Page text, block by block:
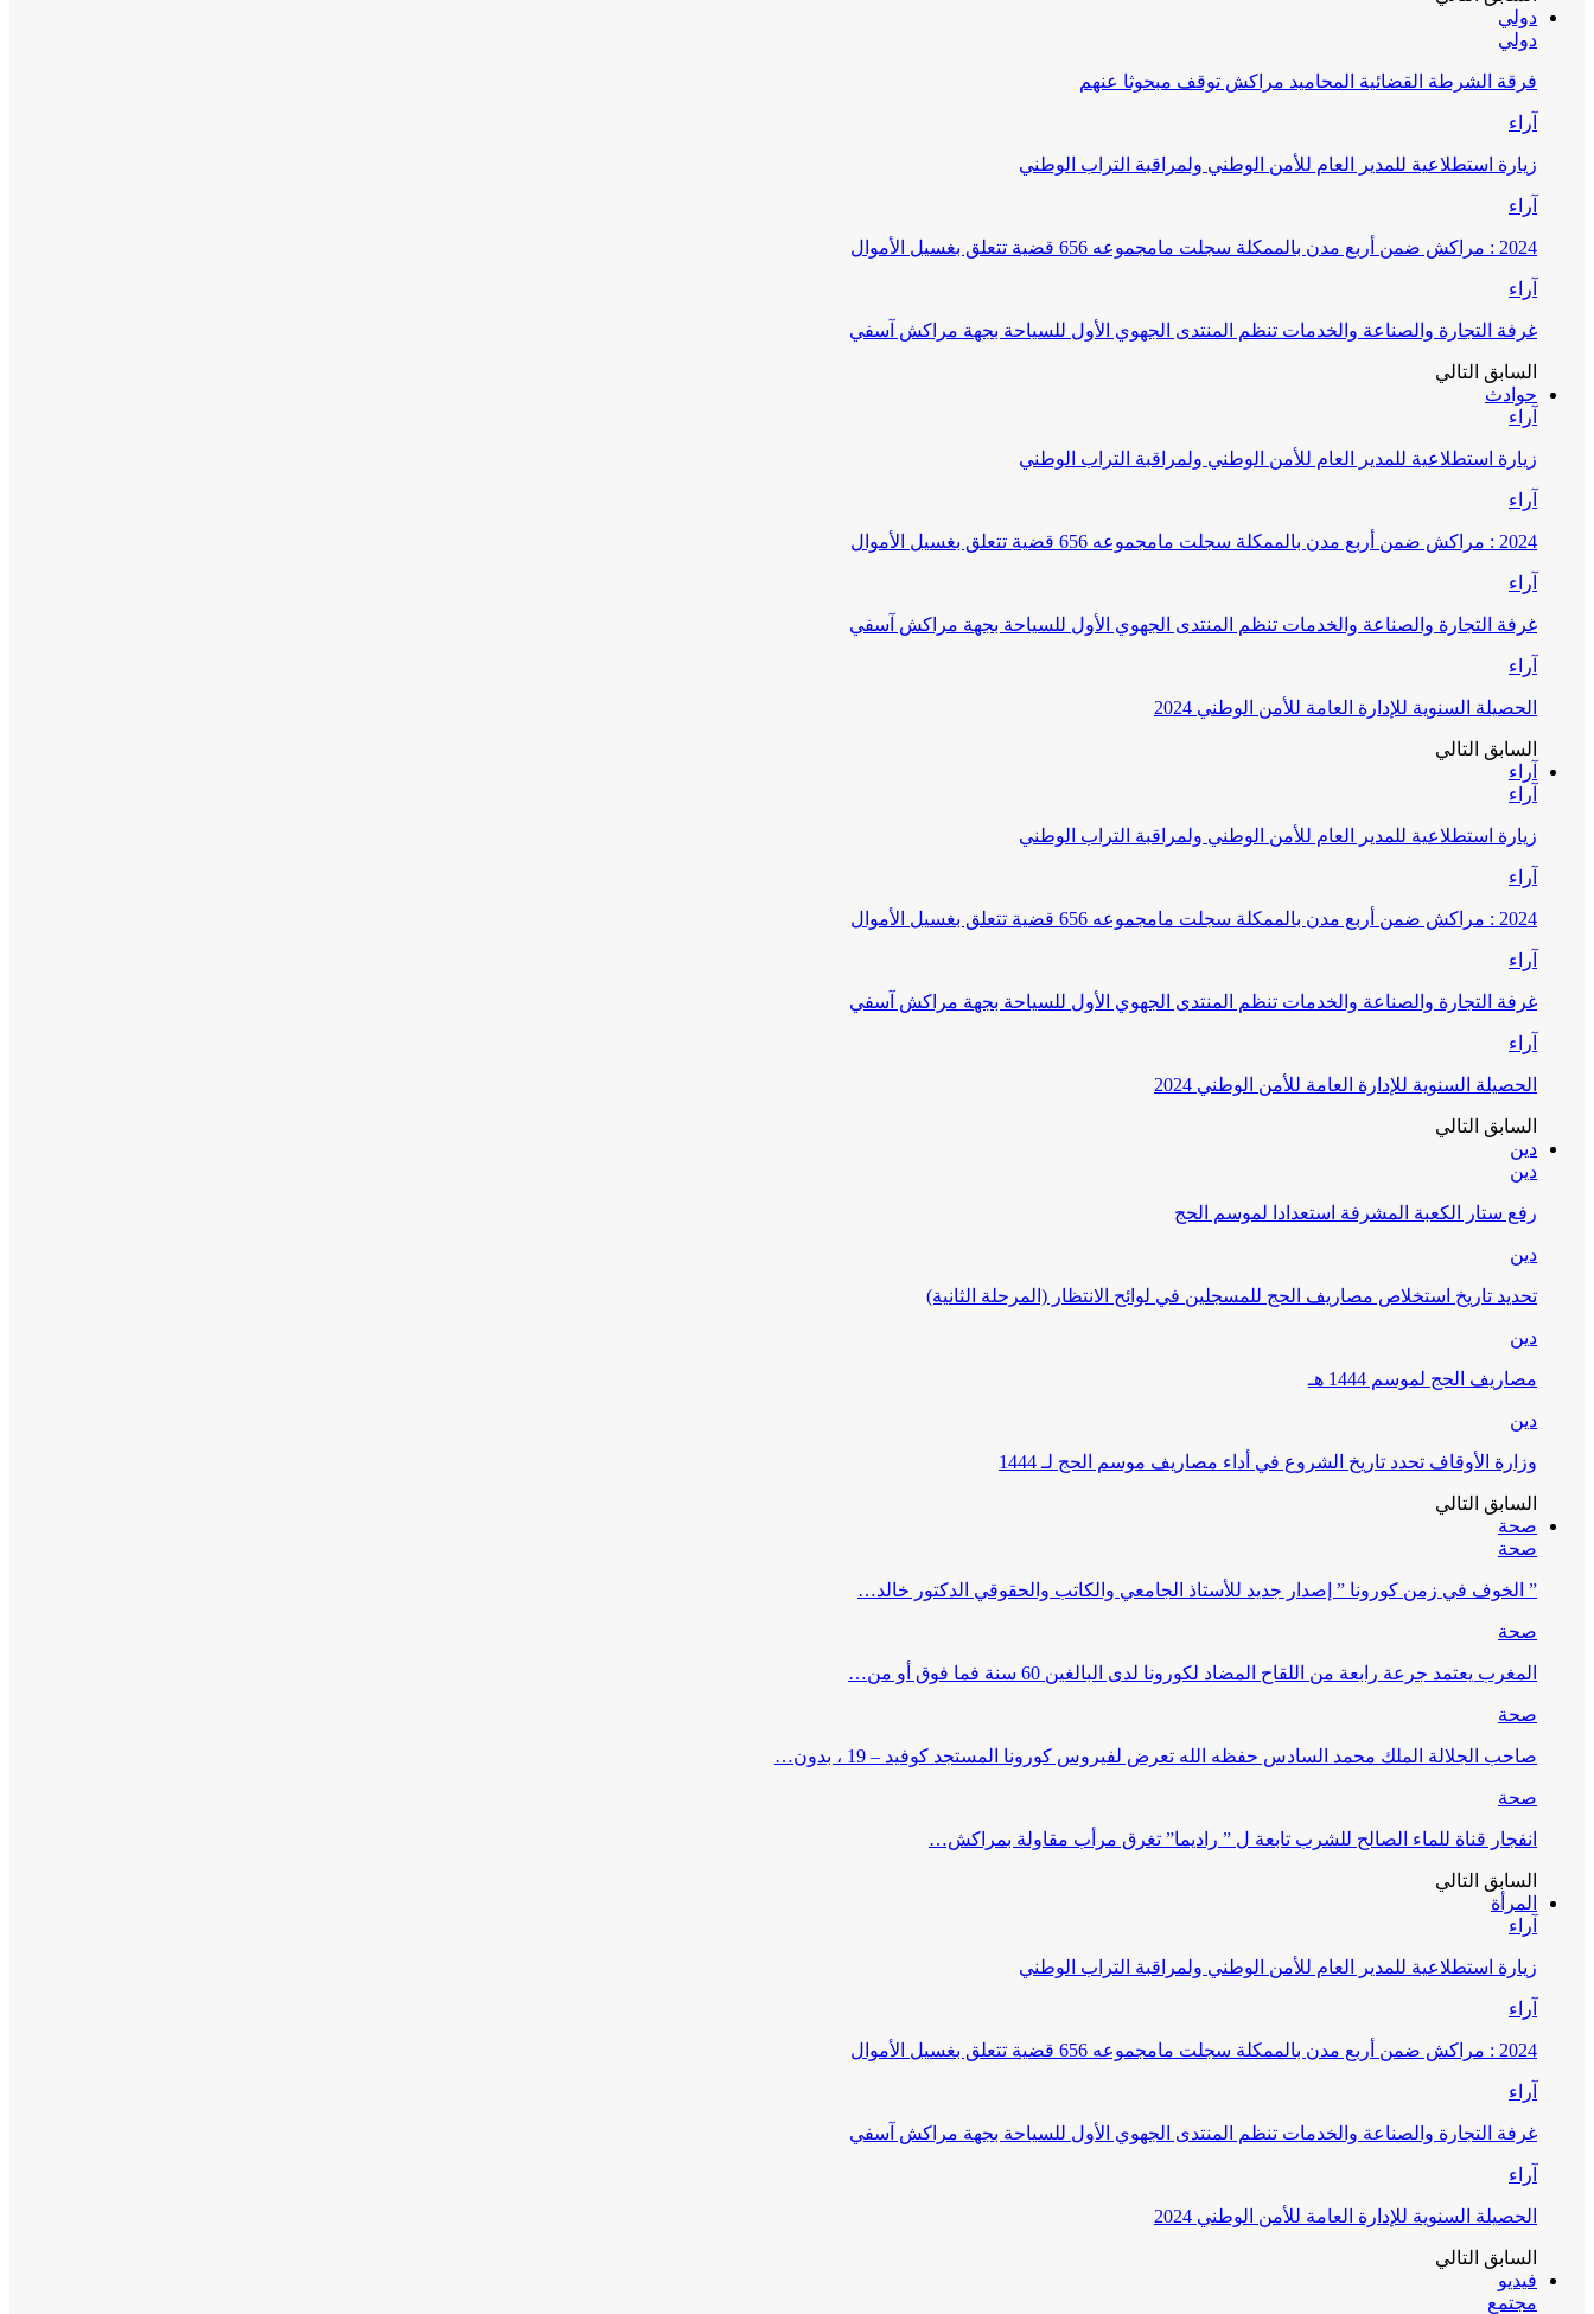
دولي
دولي
فرقة الشرطة القضائية المحاميد مراكش توقف مبحوثا عنهم
آراء
زيارة استطلاعية للمدير العام للأمن الوطني ولمراقبة التراب الوطني
آراء
2024 : مراكش ضمن أربع مدن بالممكلة سجلت مامجموعه 656 قضية تتعلق بغسيل الأموال
آراء
غرفة التجارة والصناعة والخدمات تنظم المنتدى الجهوي الأول للسياحة بجهة مراكش آسفي
السابق التالي
حوادث
آراء
زيارة استطلاعية للمدير العام للأمن الوطني ولمراقبة التراب الوطني
آراء
2024 : مراكش ضمن أربع مدن بالممكلة سجلت مامجموعه 656 قضية تتعلق بغسيل الأموال
آراء
غرفة التجارة والصناعة والخدمات تنظم المنتدى الجهوي الأول للسياحة بجهة مراكش آسفي
آراء
الحصيلة السنوية للإدارة العامة للأمن الوطني 2024
السابق التالي
آراء
آراء
زيارة استطلاعية للمدير العام للأمن الوطني ولمراقبة التراب الوطني
آراء
2024 : مراكش ضمن أربع مدن بالممكلة سجلت مامجموعه 656 قضية تتعلق بغسيل الأموال
آراء
غرفة التجارة والصناعة والخدمات تنظم المنتدى الجهوي الأول للسياحة بجهة مراكش آسفي
آراء
الحصيلة السنوية للإدارة العامة للأمن الوطني 2024
السابق التالي
دين
دين
رفع ستار الكعبة المشرفة استعدادا لموسم الحج
دين
تحديد تاريخ استخلاص مصاريف الحج للمسجلين في لوائح الانتظار (المرحلة الثانية)
دين
مصاريف الحج لموسم 1444 هـ
دين
وزارة الأوقاف تحدد تاريخ الشروع في أداء مصاريف موسم الحج لـ 1444
السابق التالي
صحة
صحة
” الخوف في زمن كورونا ” إصدار جديد للأستاذ الجامعي والكاتب والحقوقي الدكتور خالد…
صحة
المغرب يعتمد جرعة رابعة من اللقاح المضاد لكورونا لدى البالغين 60 سنة فما فوق أو من…
صحة
صاحب الجلالة الملك محمد السادس حفظه الله تعرض لفيروس كورونا المستجد كوفيد – 19 ، بدون…
صحة
انفجار قناة للماء الصالح للشرب تابعة ل ” راديما” تغرق مرأب مقاولة بمراكش…
السابق التالي
المرأة
آراء
زيارة استطلاعية للمدير العام للأمن الوطني ولمراقبة التراب الوطني
آراء
2024 : مراكش ضمن أربع مدن بالممكلة سجلت مامجموعه 656 قضية تتعلق بغسيل الأموال
آراء
غرفة التجارة والصناعة والخدمات تنظم المنتدى الجهوي الأول للسياحة بجهة مراكش آسفي
آراء
الحصيلة السنوية للإدارة العامة للأمن الوطني 2024
السابق التالي
فيديو
مجتمع